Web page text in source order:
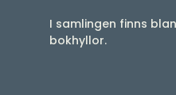
I samlingen finns
bokhyllor.